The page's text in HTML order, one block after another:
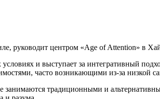
руководит центром «Age of Attention» в
и выступает за интегративный
часто возникающими из-за низкой
занимаются традиционными и